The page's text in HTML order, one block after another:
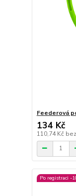
Feederová
134 Kč
110,74 Kč
Po registraci -